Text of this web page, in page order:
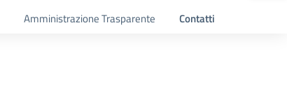
Amministrazione Trasparente Contatti